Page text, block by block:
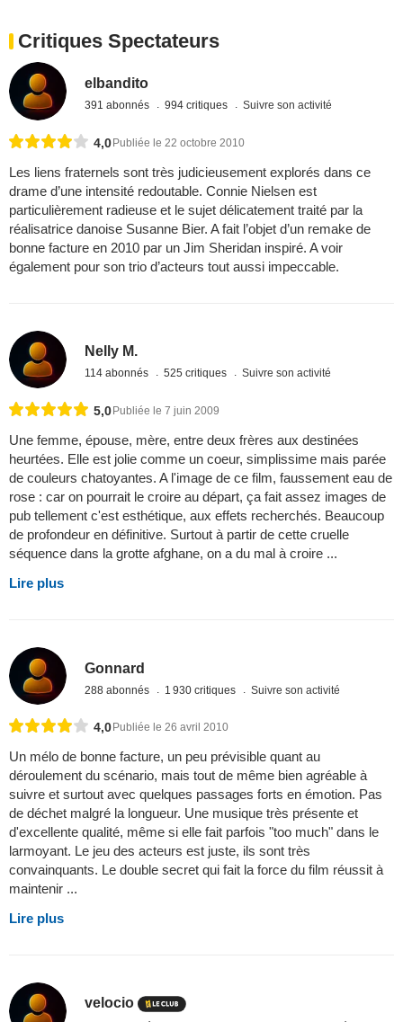
Critiques Spectateurs
elbandito
391 abonnés 994 critiques Suivre son activité
4,0Publiée le 22 octobre 2010
Les liens fraternels sont très judicieusement explorés dans ce
drame d’une intensité redoutable. Connie Nielsen est
particulièrement radieuse et le sujet délicatement traité par la
réalisatrice danoise Susanne Bier. A fait l’objet d’un remake de
bonne facture en 2010 par un Jim Sheridan inspiré. A voir
également pour son trio d’acteurs tout aussi impeccable.
Nelly M.
114 abonnés 525 critiques Suivre son activité
5,0Publiée le 7 juin 2009
Une femme, épouse, mère, entre deux frères aux destinées
heurtées. Elle est jolie comme un coeur, simplissime mais parée
de couleurs chatoyantes. A l'image de ce film, faussement eau de
rose : car on pourrait le croire au départ, ça fait assez images de
pub tellement c'est esthétique, aux effets recherchés. Beaucoup
de profondeur en définitive. Surtout à partir de cette cruelle
séquence dans la grotte afghane, on a du mal à croire ...
Lire plus
Gonnard
288 abonnés 1 930 critiques Suivre son activité
4,0 Publiée le 26 avril 2010
Un mélo de bonne facture, un peu prévisible quant au
déroulement du scénario, mais tout de même bien agréable à
suivre et surtout avec quelques passages forts en émotion. Pas
de déchet malgré la longueur. Une musique très présente et
d'excellente qualité, même si elle fait parfois "too much" dans le
larmoyant. Le jeu des acteurs est juste, ils sont très
convainquants. Le double secret qui fait la force du film réussit à
maintenir ...
Lire plus
velocio